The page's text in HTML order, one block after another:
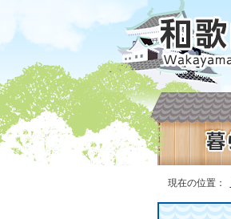
現在の位置：